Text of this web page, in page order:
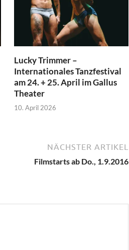
Lucky Trimmer –
Internationales Tanzfestival
am 24. + 25. April im Gallus
Theater
10. April 2026
NÄCHSTER ARTIKEL
Filmstarts ab Do., 1.9.2016